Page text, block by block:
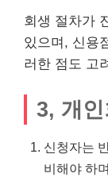
회생 절차가
있으며, 신용
러한 점도 고
3, 개
신청자는
비해야 하